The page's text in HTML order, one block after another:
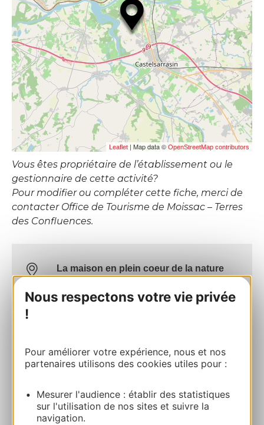
Nous respectons votre vie privée
!
Pour améliorer votre expérience, nous et nos
partenaires utilisons des cookies utiles pour :
Mesurer l'audience : établir des statistiques
sur l'utilisation de nos sites et suivre la
navigation.
Leaflet | Map data © OpenStreetMap contributors
Vous êtes propriétaire de l’établissement ou le
gestionnaire de cette activité?
Pour modifier ou compléter cette fiche, merci de
contacter Office de Tourisme de Moissac – Terres
des Confluences.
La maison en plein coeur de la nature
CASTELSARRASIN
06 58 99 68 76
E-mail